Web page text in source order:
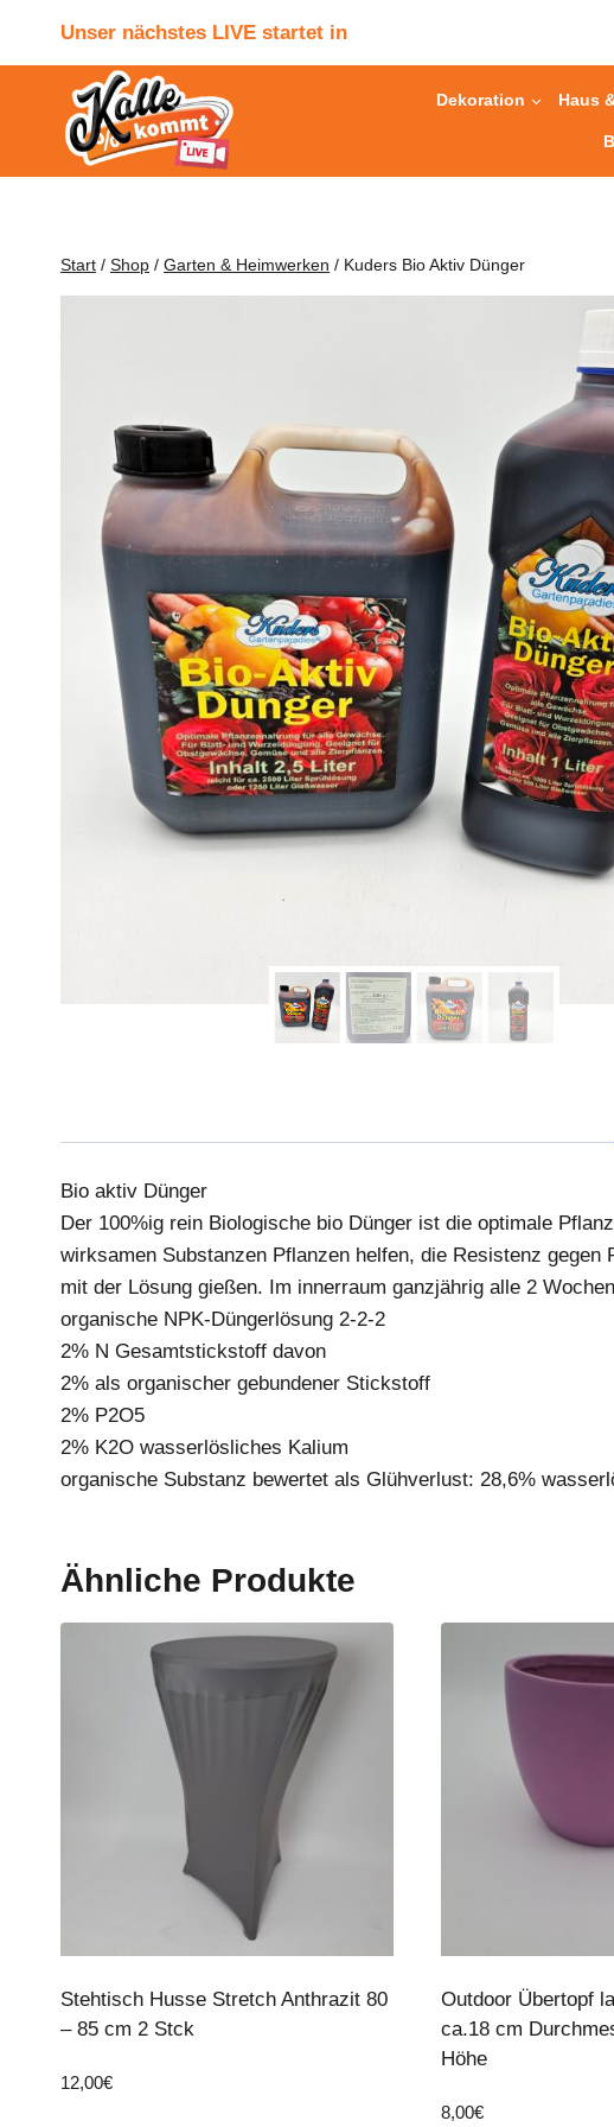
Unser nächstes LIVE startet in
Dekoration Haus
Start / Shop / Garten & Heimwerken / Kuders Bio Aktiv Dünger
Bio aktiv Dünger
Der 100%ig rein Biologische bio Dünger ist die optimale
wirksamen Substanzen Pflanzen helfen, die Resistenz
mit der Lösung gießen. Im innerraum ganzjährig alle 2
organische NPK-Düngerlösung 2-2-2
2% N Gesamtstickstoff davon
2% als organischer gebundener Stickstoff
2% P2O5
2% K2O wasserlösliches Kalium
organische Substanz bewertet als Glühverlust: 28,6%
Ähnliche Produkte
Stehtisch Husse Stretch Anthrazit 80
– 85 cm 2 Stck
12,00€
Outdoor Übertopf
ca.18 cm
Höhe
8,00€